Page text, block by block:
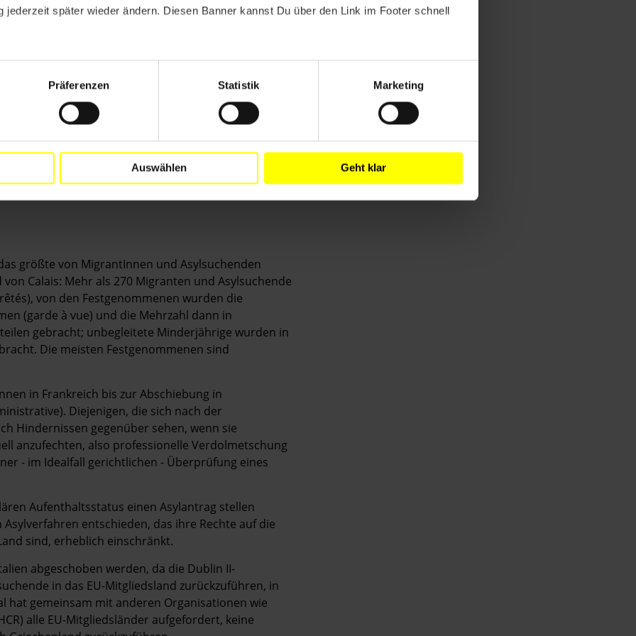
jederzeit später wieder ändern. Diesen Banner kannst Du über den Link im Footer schnell
Präferenzen Statistik Marketing
Auswählen Geht klar
in der Gegend von Calais durchgeführt
denjenigen, die sich weiter in Haft befinden
angeordnet wurde, droht die Abschiebung in
zu fairen Asylverfahren oder Mindeststandards
außerdem die Abschiebung in ihre
Afghanistan, wo ihnen Folter oder andere
Staatsangehöriger könnten nach dem in
procédure prioritaire) entschieden werden, in
beachtet werden müssen.
größte von MigrantInnen und Asylsuchenden
Calais: Mehr als 270 Migranten und Asylsuchende
von den Festgenommenen wurden die
(garde à vue) und die Mehrzahl dann in
gebracht; unbegleitete Minderjährige wurden in
Die meisten Festgenommenen sind
in Frankreich bis zur Abschiebung in
Diejenigen, die sich nach der
Hindernissen gegenüber sehen, wenn sie
anzufechten, also professionelle Verdolmetschung
- im Idealfall gerichtlichen - Überprüfung eines
Aufenthaltsstatus einen Asylantrag stellen
entschieden, das ihre Rechte auf die
sind, erheblich einschränkt.
abgeschoben werden, da die Dublin II-
in das EU-Mitgliedsland zurückzuführen, in
hat gemeinsam mit anderen Organisationen wie
alle EU-Mitgliedsländer aufgefordert, keine